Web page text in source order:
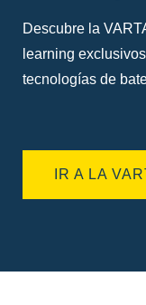
Descubre la
learning
tecnologías de
IR A LA